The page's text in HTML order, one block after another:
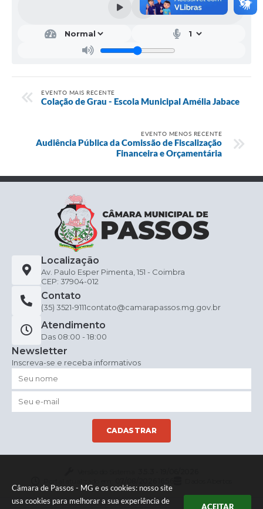
Câmara de Passos - MG e os cookies: nosso site
usa cookies para melhorar a sua experiência de
ACEITAR
EVENTO MAIS RECENTE
Colação de Grau - Escola Municipal Amélia Jabace
EVENTO MENOS RECENTE
Audiência Pública da Comissão de Fiscalização
Financeira e Orçamentária
Localização
Av. Paulo Esper Pimenta, 151 - Coimbra
CEP: 37904-012
Contato
(35) 3521-9111contato@camarapassos.mg.gov.br
Atendimento
Das 08:00 - 18:00
Newsletter
Inscreva-se e receba informativos
CADASTRAR